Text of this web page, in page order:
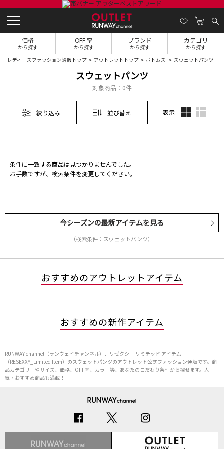
価格
から探す
OFF 率
から探す
ブランド
から探す
カテゴリ
から探す
レディースファッション通販トップ アウトレットトップ ボトムス スウェットパンツ
スウェットパンツ
対象商品： 0件
絞り込み 並び替え 表示
条件に一致する商品は見つかりませんでした。
お手数ですが、検索条件を変更してください。
今シーズンの最新アイテムを見る
（検索条件：スウェットパンツ）
おすすめのアウトレットアイテム
おすすめの新作アイテム
RUNWAY channel（ランウェイチャンネル）、リゼクシー リミテッド アイテム
（RESEXXY_Limited Item）のスウェットパンツのアウトレット公式ファッション通販です。商
品カテゴリーやサイズ、価格、OFF率、カラー等、あなたのこだわり条件から探せます。人
気・おすすめ商品も満載！